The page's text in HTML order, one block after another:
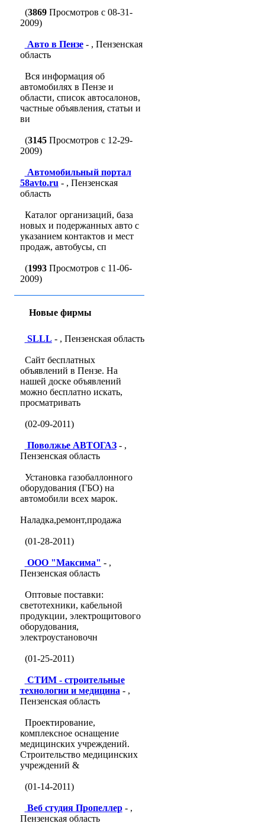
(3869Просмотров с 08-31-
2009)
Авто в Пензе- , Пензенская
область
Вся информация об
автомобилях в Пензе и
области, список автосалонов,
частные объявления, статьи и
ви
(3145Просмотров с 12-29-
2009)
Автомобильный портал
58avto.ru - , Пензенская
область
Каталог организаций, база
новых и подержанных авто с
указанием контактов и мест
продаж, автобусы, сп
(1993Просмотров с 11-06-
2009)
Новые фирмы
SLLL - , Пензенская область
Сайт бесплатных
объявлений в Пензе. На
нашей доске объявлений
можно бесплатно искать,
просматривать
(02-09-2011)
Поволжье АВТОГАЗ- ,
Пензенская область
Установка газобаллонного
оборудования (ГБО) на
автомобили всех марок.
Наладка,ремонт,продажа
(01-28-2011)
ООО "Максима" - ,
Пензенская область
Оптовые поставки:
светотехники, кабельной
продукции, электрощитового
оборудования,
электроустановочн
(01-25-2011)
СТИМ - строительные
технологии и медицина - ,
Пензенская область
Проектирование,
комплексное оснащение
медицинских учреждений.
Строительство медицинских
учреждений &
(01-14-2011)
Веб студия Пропеллер- ,
Пензенская область